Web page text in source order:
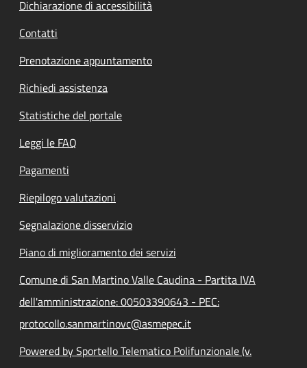
Dichiarazione di accessibilità
Contatti
Prenotazione appuntamento
Richiedi assistenza
Statistiche del portale
Leggi le FAQ
Pagamenti
Riepilogo valutazioni
Segnalazione disservizio
Piano di miglioramento dei servizi
Comune di San Martino Valle Caudina - Partita IVA
dell'amministrazione: 00503390643 - PEC:
protocollo.sanmartinovc@asmepec.it
Powered by Sportello Telematico Polifunzionale (v.